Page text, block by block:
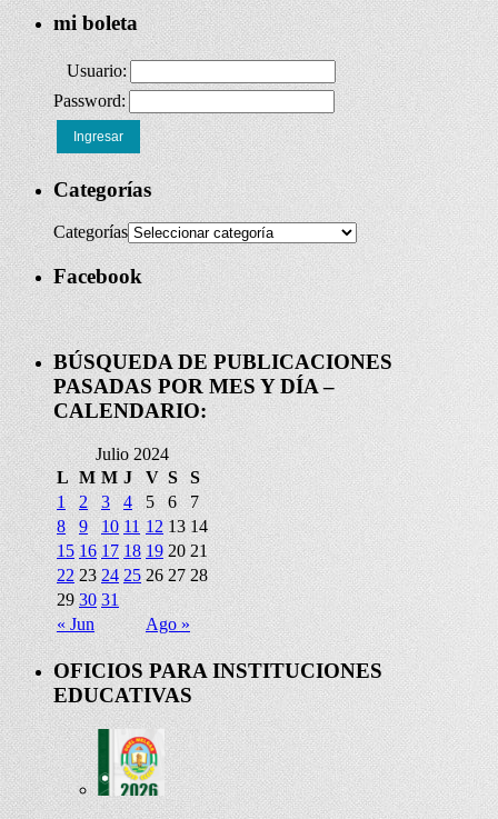
mi boleta
Usuario:
Password:
Ingresar
Categorías
Categorías
Facebook
BÚSQUEDA DE PUBLICACIONES
PASADAS POR MES Y DÍA –
CALENDARIO:
Julio 2024
L M M J V S S
« Jun Ago »
1 2 3 4 5 6
7
8
9 10 11 12 13 14
15 16 17 18 19 20 21
22 23 24 25 26 27 28
29 30 31
OFICIOS PARA INSTITUCIONES
EDUCATIVAS